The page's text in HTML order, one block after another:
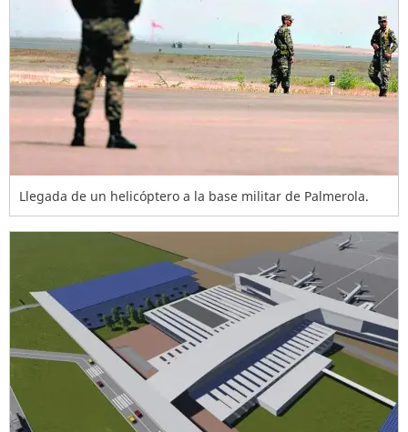
Llegada de un helicóptero a la base militar de Palmerola.